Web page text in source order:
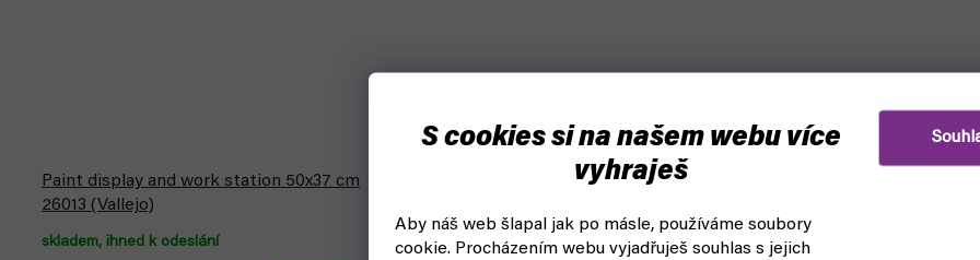
S cookies si na našem webu více
vyhraješ
Aby náš web šlapal jak po másle, používáme soubory
cookie. Procházením webu vyjadřuješ souhlas s jejich
Paint display and work station 50x37 cm
26013 (Vallejo)
skladem, ihned k odeslání
Paint display and work station 40x30 cm
skladem, ihned k odeslání čekáme na naskladnění